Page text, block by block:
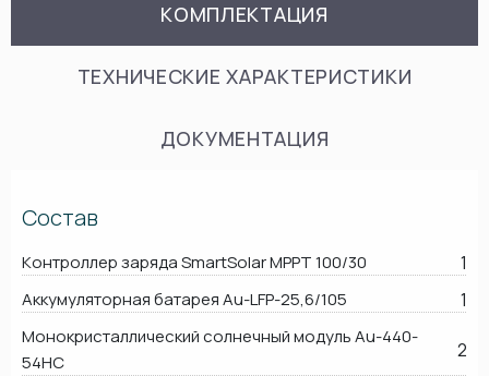
КОМПЛЕКТАЦИЯ
ТЕХНИЧЕСКИЕ ХАРАКТЕРИСТИКИ
ДОКУМЕНТАЦИЯ
Состав
Контроллер заряда SmartSolar MPPT 100/30 1
Аккумуляторная батарея Au-LFP-25,6/105 1
Монокристаллический солнечный модуль Au-440-
54HC
2